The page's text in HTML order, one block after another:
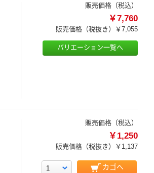
販売価格（税込）
￥7,760
販売価格（税抜き） ￥7,055
バリエーション一覧へ
販売価格（税込）
￥1,250
販売価格（税抜き） ￥1,137
カゴへ